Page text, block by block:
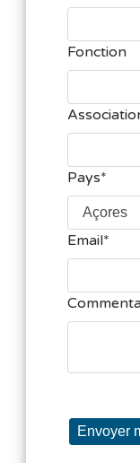
Fonction
Pays
Email
Envoyer